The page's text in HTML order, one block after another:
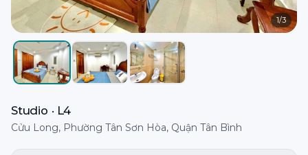
1/3
Studio · L4
Cửu Long, Phường Tân Sơn Hòa, Quận Tân Bình